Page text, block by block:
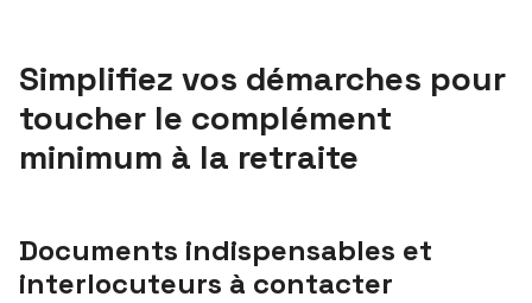
Simplifiez vos démarches pour
toucher le complément
minimum à la retraite
Documents indispensables et
interlocuteurs à contacter